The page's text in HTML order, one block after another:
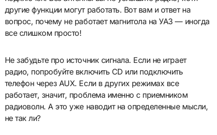
другие функции могут работать. Вот вам и ответ на
вопрос, почему не работает магнитола на УАЗ — иногда
все слишком просто!
Не забудьте про источник сигнала. Если не играет
радио, попробуйте включить CD или подключить
телефон через AUX. Если в других режимах все
работает, значит, проблема именно с приемником
радиоволн. А это уже наводит на определенные мысли,
не так ли?